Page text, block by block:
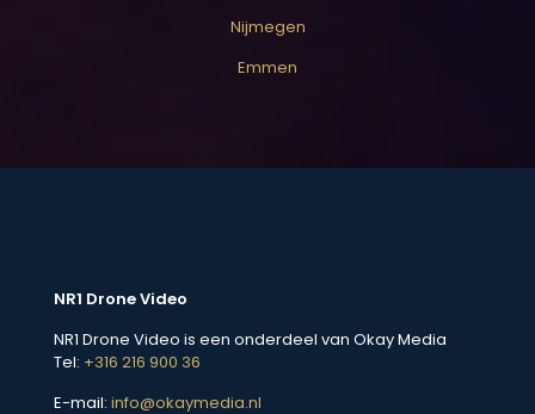
Nijmegen
Emmen
NR1 Drone Video
NR1 Drone Video is een onderdeel van Okay Media
Tel: +316 216 900 36
E-mail: info@okaymedia.nl